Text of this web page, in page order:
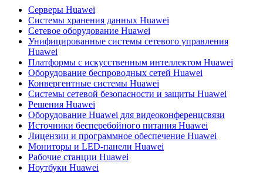
Серверы Huawei
Системы хранения данных Huawei
Сетевое оборудование Huawei
Унифицированные системы сетевого управления
Huawei
Платформы с искусственным интеллектом Huawei
Оборудование беспроводных сетей Huawei
Конвергентные системы Huawei
Системы сетевой безопасности и защиты Huawei
Решения Huawei
Оборудование Huawei для видеоконференцсвязи
Источники бесперебойного питания Huawei
Лицензии и программное обеспечение Huawei
Мониторы и LED-панели Huawei
Рабочие станции Huawei
Ноутбуки Huawei